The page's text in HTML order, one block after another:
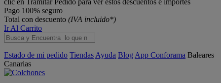
clic en Tramitar Pedido para ver estos descuentos e importes
Pago 100% seguro
Total con descuento (IVA incluido*)
Ir Al Carrito
Estado de mi pedido Tiendas Ayuda Blog App Conforama Baleares
Canarias